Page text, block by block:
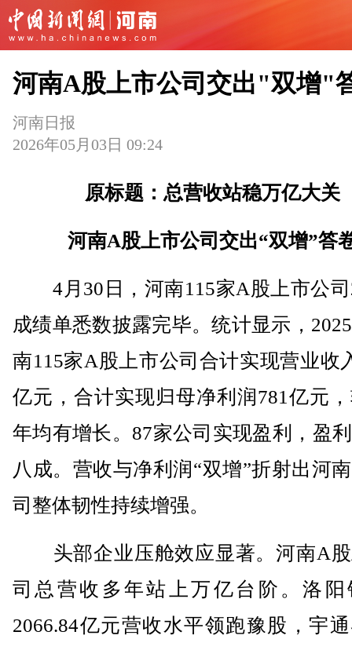
河南A股上市公司交出"双增"
河南日报
2026年05月03日 09:24
原标题：总营收站稳万亿大关
河南A股上市公司交出“双增”答
4月30日，河南115家A股上市公司
成绩单悉数披露完毕。统计显示，
南115家A股上市公司合计实现营业收
亿元，合计实现归母净利润781亿元
年均有增长。87家公司实现盈利，盈
八成。营收与净利润“双增”折射出河
司整体韧性持续增强。
头部企业压舱效应显著。河南A股
司总营收多年站上万亿台阶。洛阳
2066.84亿元营收水平领跑豫股，宇